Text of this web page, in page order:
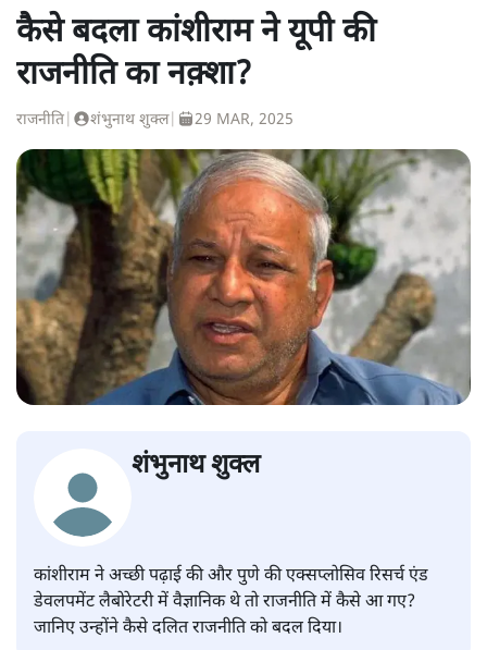
कैसे बदला कांशीराम ने यूपी की
राजनीति का नक़्शा?
राजनीति शंभुनाथ शुक्ल| 29 MAR, 2025
शंभुनाथ शुक्ल
कांशीराम ने अच्छी पढ़ाई की और पुणे की एक्सप्लोसिव रिसर्च एंड
डेवलपमेंट लैबोरेटरी में वैज्ञानिक थे तो राजनीति में कैसे आ गए?
जानिए उन्होंने कैसे दलित राजनीति को बदल दिया।